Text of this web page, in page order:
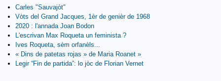
Carles "Sauvajòt"
Vòts del Grand Jacques, 1èr de genièr de 1968
2020 : l'annada Joan Bodon
L'escrivan Max Roqueta un feminista ?
Ives Roqueta, sèm orfanèls...
« Dins de patetas rojas » de Maria Roanet »
Legir “Fin de partida”: lo jòc de Florian Vernet